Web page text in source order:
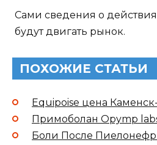
Сами сведения о
будут двигать рынок.
ПОХОЖИЕ СТАТЬИ
Equipoise цена
Примоболан Opymp
Боли После